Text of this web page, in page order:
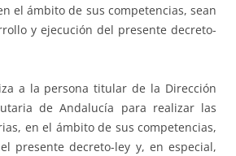
el ámbito de sus competencias, sean
y ejecución del presente decreto-
a la persona titular de la Dirección
de Andalucía para realizar las
en el ámbito de sus competencias,
presente decreto-ley y, en especial,